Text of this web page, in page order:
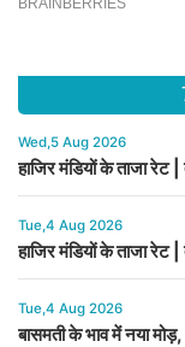
Wed,5 Aug 2026
हाजिर मंडियों के ताजा रेट |
Tue,4 Aug 2026
हाजिर मंडियों के ताजा रेट |
Tue,4 Aug 2026
बासमती के भाव में नया